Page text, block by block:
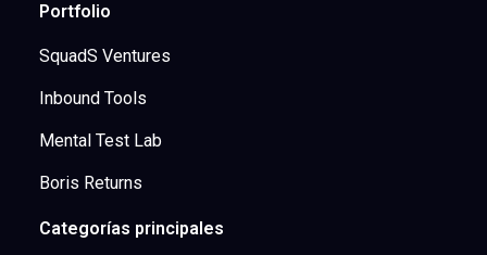
Portfolio
SquadS Ventures
Inbound Tools
Mental Test Lab
Boris Returns
Categorías principales